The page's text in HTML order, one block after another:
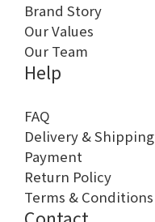
Brand Story
Our Values
Our Team
Help
FAQ
Delivery & Shipping
Payment
Return Policy
Terms & Conditions